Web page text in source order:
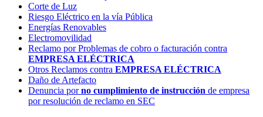
Corte de Luz
Riesgo Eléctrico en la vía Pública
Energías Renovables
Electromovilidad
Reclamo por Problemas de cobro o facturación contra
EMPRESA ELÉCTRICA
Otros Reclamos contra EMPRESA ELÉCTRICA
Daño de Artefacto
Denuncia porno cumplimiento de instrucción de empresa
por resolución de reclamo en SEC